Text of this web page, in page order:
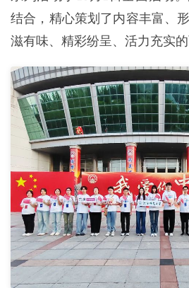
结合，精心策划了内容丰富、
滋有味、精彩纷呈、活力充实的